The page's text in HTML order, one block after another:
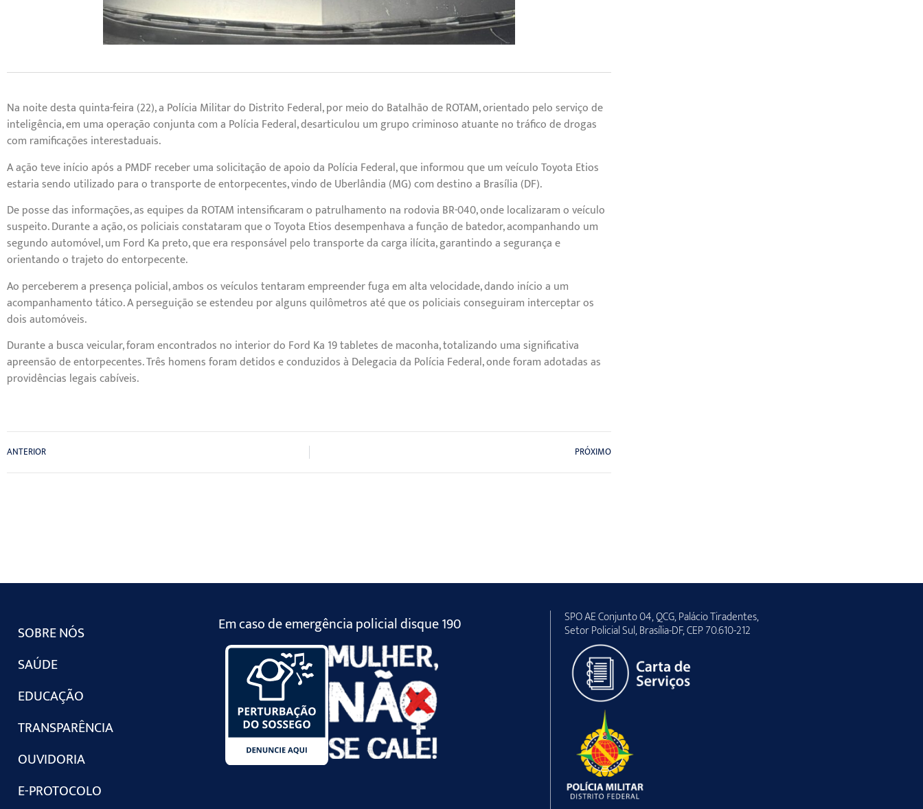
Na noite desta quinta-feira (22), a Polícia Militar do Distrito Federal, por meio do Batalhão de ROTAM, orientado pelo serviço de
inteligência, em uma operação conjunta com a Polícia Federal, desarticulou um grupo criminoso atuante no tráfico de drogas
com ramificações interestaduais.
A ação teve início após a PMDF receber uma solicitação de apoio da Polícia Federal, que informou que um veículo Toyota Etios
estaria sendo utilizado para o transporte de entorpecentes, vindo de Uberlândia (MG) com destino a Brasília (DF).
De posse das informações, as equipes da ROTAM intensificaram o patrulhamento na rodovia BR-040, onde localizaram o veículo
suspeito. Durante a ação, os policiais constataram que o Toyota Etios desempenhava a função de batedor, acompanhando um
segundo automóvel, um Ford Ka preto, que era responsável pelo transporte da carga ilícita, garantindo a segurança e
orientando o trajeto do entorpecente.
Ao perceberem a presença policial, ambos os veículos tentaram empreender fuga em alta velocidade, dando início a um
acompanhamento tático. A perseguição se estendeu por alguns quilômetros até que os policiais conseguiram interceptar os
dois automóveis.
Durante a busca veicular, foram encontrados no interior do Ford Ka 19 tabletes de maconha, totalizando uma significativa
apreensão de entorpecentes. Três homens foram detidos e conduzidos à Delegacia da Polícia Federal, onde foram adotadas as
providências legais cabíveis.
ANTERIOR PRÓXIMO
SOBRE NÓS
SAÚDE
EDUCAÇÃO
TRANSPARÊNCIA
OUVIDORIA
E-PROTOCOLO
Em caso de emergência policial disque 190 SPO AE Conjunto 04, QCG, Palácio Tiradentes,
Setor Policial Sul, Brasília-DF, CEP 70.610-212